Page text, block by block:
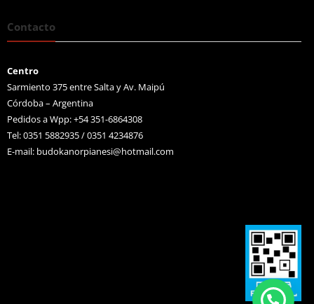
Contacto
Centro
Sarmiento 375 entre Salta y Av. Maipú
Córdoba – Argentina
Pedidos a Wpp: +54 351-6864308
Tel: 0351 5882935 / 0351 4234876
E-mail: budokanorpianesi@hotmail.com